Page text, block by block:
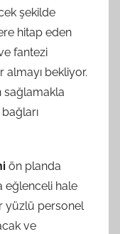
şekilde
hitap eden
fantezi
almayı bekliyor.
sağlamakla
ön planda
eğlenceli hale
yüzlü personel
ve